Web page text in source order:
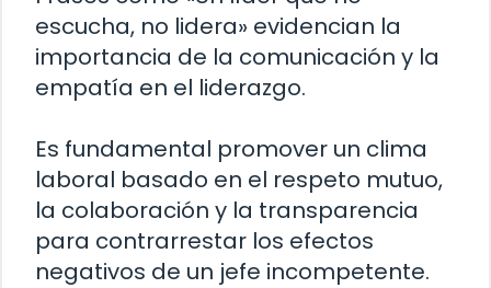
escucha, no lidera» evidencian la
importancia de la comunicación y la
empatía en el liderazgo.
Es fundamental promover un clima
laboral basado en el respeto mutuo,
la colaboración y la transparencia
para contrarrestar los efectos
negativos de un jefe incompetente.